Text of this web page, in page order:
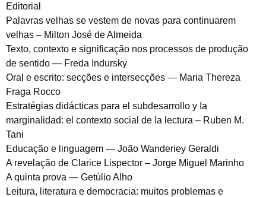
Editorial
Palavras velhas se vestem de novas para continuarem
velhas – Milton José de Almeida
Texto, contexto e significação nos processos de produção
de sentido — Freda Indursky
Oral e escrito: secções e intersecções — Maria Thereza
Fraga Rocco
Estratégias didácticas para el subdesarrollo y Ia
marginalidad: el contexto social de Ia lectura – Ruben M.
Tani
Educação e linguagem — João Wanderiey Geraldi
A revelação de Clarice Lispector – Jorge Miguel Marinho
A quinta prova — Getúlio Alho
Leitura, literatura e democracia: muitos problemas e